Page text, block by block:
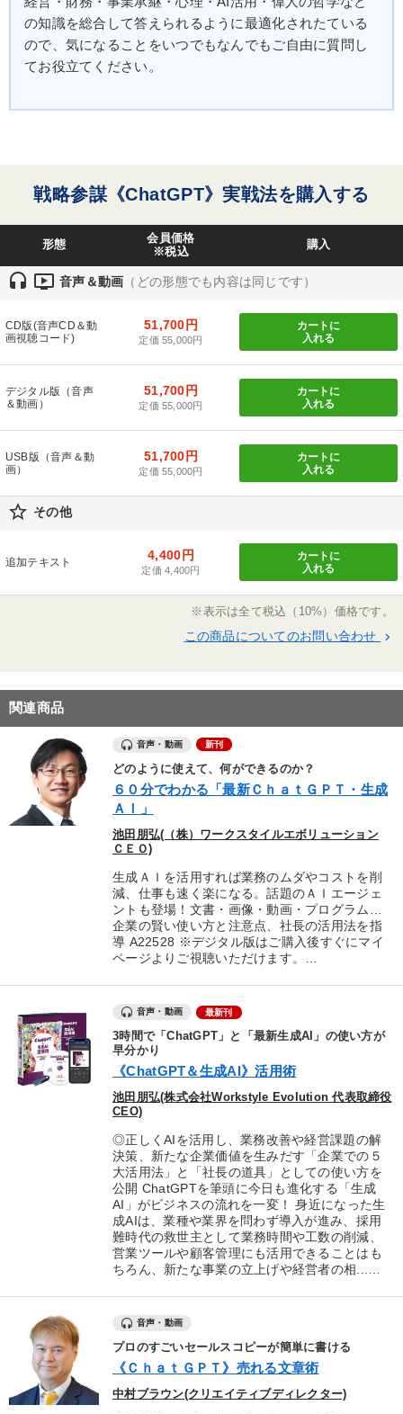
の知識を総合して答えられるように最適化されたている
ので、気になることをいつでもなんでもご自由に質問し
てお役立てください。
戦略参謀《ChatGPT》実戦法を購入する
形態
会員価格
※税込
購入
headset ondemand_video 音声＆動画 （どの形態でも内容は同じです）
CD版(音声CD＆動
画視聴コード)
51,700円
定価 55,000円
カートに
入れる
デジタル版（音声
＆動画）
51,700円
定価 55,000円
カートに
入れる
USB版（音声＆動
画）
51,700円
定価 55,000円
カートに
入れる
star_border その他
追加テキスト 4,400円
定価 4,400円
カートに
入れる
※表示は全て税込（10%）価格です。
この商品についてのお問い合わせ keyboard_arrow_right
関連商品
音声・動画 新刊
どのように使えて、何ができるのか？
６０分でわかる「最新ＣｈａｔＧＰＴ・生成
ＡＩ」
池田朋弘(（株）ワークスタイルエボリューション
ＣＥＯ)
生成ＡＩを活用すれば業務のムダやコストを削
減、仕事も速く楽になる。話題のＡＩエージェ
ントも登場！文書・画像・動画・プログラム…
企業の賢い使い方と注意点、社長の活用法を指
導 A22528 ※デジタル版はご購入後すぐにマイ
ページよりご視聴いただけます。…
音声・動画 最新刊
3時間で「ChatGPT」と「最新生成AI」の使い方が
早分かり
《ChatGPT＆生成AI》活用術
池田朋弘(株式会社Workstyle Evolution 代表取締役
CEO)
◎正しくAIを活用し、業務改善や経営課題の解
決策、新たな企業価値を生みだす「企業での５
大活用法」と「社長の道具」としての使い方を
公開 ChatGPTを筆頭に今日も進化する「生成
AI」がビジネスの流れを一変！ 身近になった生
成AIは、業種や業界を問わず導入が進み、採用
難時代の救世主として業務時間や工数の削減、
営業ツールや顧客管理にも活用できることはも
ちろん、新たな事業の立上げや経営者の相...…
音声・動画
プロのすごいセールスコピーが簡単に書ける
《ＣｈａｔＧＰＴ》売れる文章術
中村ブラウン(クリエイティブディレクター)